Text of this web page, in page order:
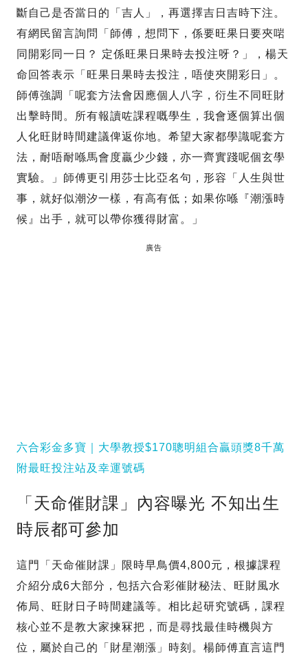
斷自己是否當日的「吉人」，再選擇吉日吉時下注。
有網民留言詢問「師傅，想問下，係要旺果日要夾啱
同開彩同一日？ 定係旺果日果時去投注呀？」，楊天
命回答表示「旺果日果時去投注，唔使夾開彩日」。
師傅強調「呢套方法會因應個人八字，衍生不同旺財
出擊時間。所有報讀咗課程嘅學生，我會逐個算出個
人化旺財時間建議俾返你地。希望大家都學識呢套方
法，耐唔耐喺馬會度贏少少錢，亦一齊實踐呢個玄學
實驗。」師傅更引用莎士比亞名句，形容「人生與世
事，就好似潮汐一樣，有高有低；如果你喺『潮漲時
候』出手，就可以帶你獲得財富。」
廣告
六合彩金多寶｜大學教授$170聰明組合贏頭獎8千萬
附最旺投注站及幸運號碼
「天命催財課」內容曝光 不知出生
時辰都可參加
這門「天命催財課」限時早鳥價4,800元，根據課程
介紹分成6大部分，包括六合彩催財秘法、旺財風水
佈局、旺財日子時間建議等。相比起研究號碼，課程
核心並不是教大家揀冧把，而是尋找最佳時機與方
位，屬於自己的「財星潮漲」時刻。楊師傅直言這門